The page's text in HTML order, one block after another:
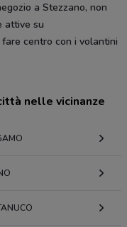
a Stezzano, non
attive su
centro con i volantini
nelle vicinanze